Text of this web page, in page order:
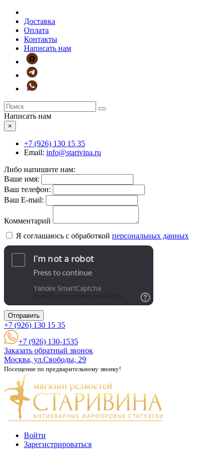
Доставка
Оплата
Контакты
Написать нам
Написать нам
×
+7 (926) 130 15 35
Email: info@starivina.ru
Либо напишите нам:
Ваше имя:
Ваш телефон:
Ваш E-mail:
Комментарий
Я соглашаюсь с обработкой персональных данных
Отправить
+7 (926) 130 15 35
+7 (926) 130-1535
Заказать обратный звонок
Москва, ул.Свободы, 29
Посещение по предварительному звонку!
Войти
Зарегистрироваться